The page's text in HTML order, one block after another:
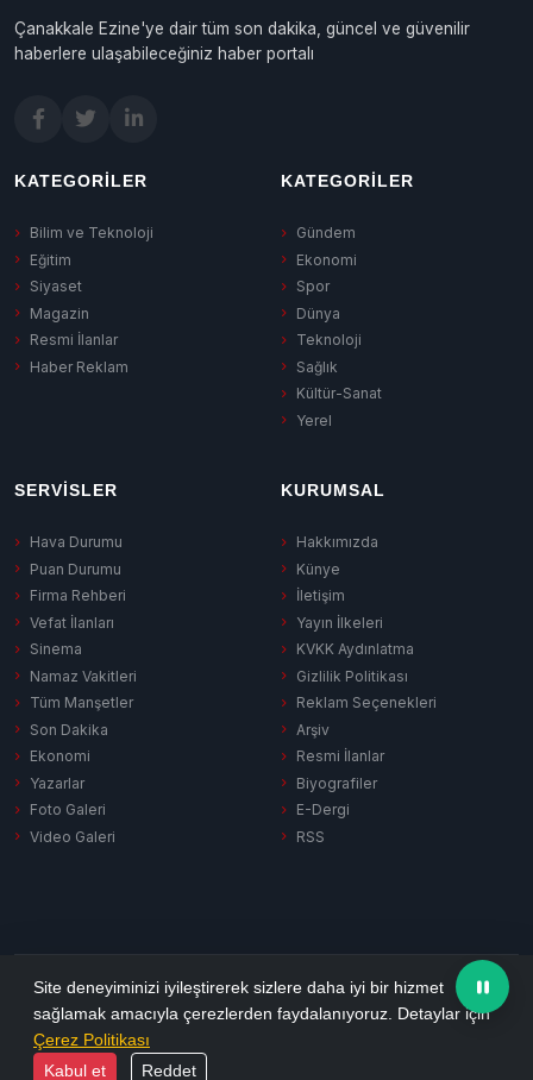
Çanakkale Ezine'ye dair tüm son dakika, güncel ve güvenilir
haberlere ulaşabileceğiniz haber portalı
KATEGORILER
Bilim ve Teknoloji
Eğitim
Siyaset
Magazin
Resmi İlanlar
Haber Reklam
KATEGORILER
Gündem
Ekonomi
Spor
Dünya
Teknoloji
Sağlık
Kültür-Sanat
Yerel
SERVISLER
Hava Durumu
Puan Durumu
Firma Rehberi
Vefat İlanları
Sinema
Namaz Vakitleri
Tüm Manşetler
Son Dakika
Ekonomi
Yazarlar
Foto Galeri
Video Galeri
KURUMSAL
Hakkımızda
Künye
İletişim
Yayın İlkeleri
KVKK Aydınlatma
Gizlilik Politikası
Reklam Seçenekleri
Arşiv
Resmi İlanlar
Biyografiler
E-Dergi
RSS
Gizlilik Politikası KVKK AydınlatmaÇerez PolitikasıRSS
© 2026 Ezine Pusula. Tüm hakları saklıdır.
Yazılım:
Site deneyiminizi iyileştirerek sizlere daha iyi bir hizmet
sağlamak amacıyla çerezlerden faydalanıyoruz. Detaylar için
Çerez Politikası
Kabul et
Reddet